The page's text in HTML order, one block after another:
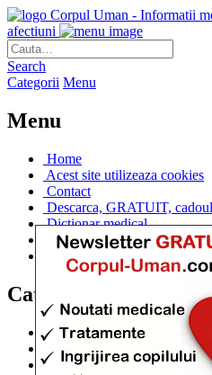
Corpul Uman - Informatii
afectiuni
Search
Categorii Menu
Menu
Home
Acest site utilizeaza cookies
Contact
Descarca, GRATUIT,
Dictionar medical
Dr. Cristina IANUC
Linkuri utile
Categorii
Diete si cure de slabire
(706)
Afectiuni si Boli
(401)
Corpul de la A la Z(315)